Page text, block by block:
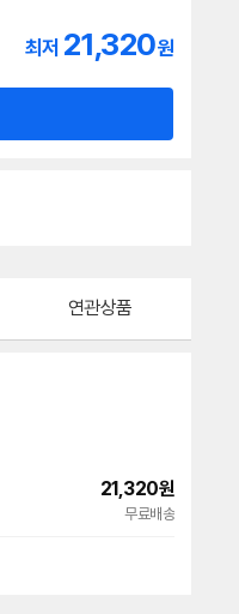
최저 21,320원
연관상품
21,320원
무료배송